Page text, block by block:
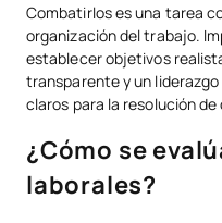
Combatirlos es una tarea
organización del trabajo.
establecer objetivos
transparente y un
claros para la resolución
¿Cómo se
laborales?